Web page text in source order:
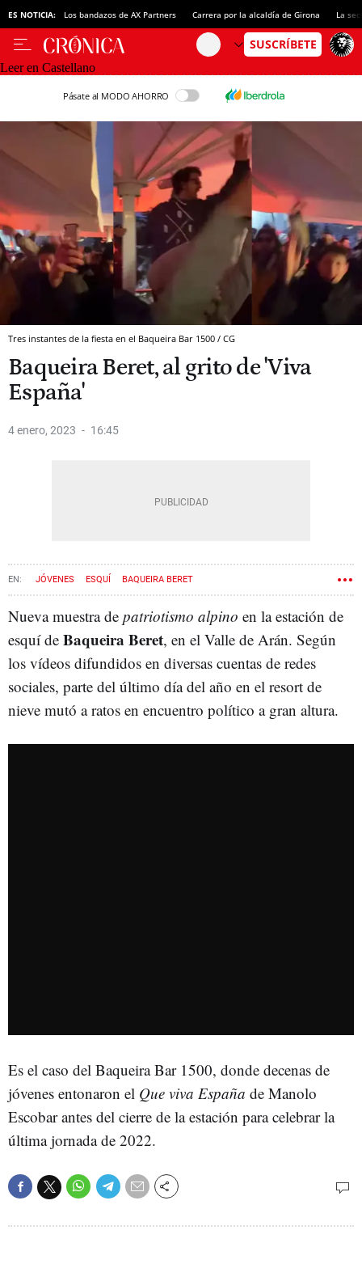
ES NOTICIA: Los bandazos de AX Partners Carrera por la alcaldía de Girona La
Leer en Castellano
Pásate al MODO AHORRO
Tres instantes de la fiesta en el Baqueira Bar 1500 / CG
Baqueira Beret, al grito de 'Viva
España'
4 enero, 2023 16:45
JÓVENES ESQUÍ BAQUEIRA BERET
Nueva muestra de patriotismo alpino en la estación de
esquí de Baqueira Beret, en el Valle de Arán. Según
los vídeos difundidos en diversas cuentas de redes
sociales, parte del último día del año en el resort de
nieve mutó a ratos en encuentro político a gran altura.
Es el caso del Baqueira Bar 1500, donde decenas de
jóvenes entonaron el Que viva España de Manolo
Escobar antes del cierre de la estación para celebrar la
última jornada de 2022.